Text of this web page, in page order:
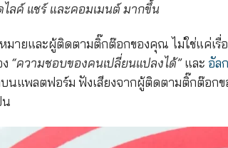
ลค์ แชร์ และคอมเมนต์ มากขึ้น
มายและผู้ติดตามติ๊กต๊อกของคุณ ไม่ใช่แค่เ
“ความชอบของคนเปลี่ยนแปลงได้”และ อัล
นแพลตฟอร์ม ฟังเสียงจากผู้ติดตามติ๊กต๊อก
น